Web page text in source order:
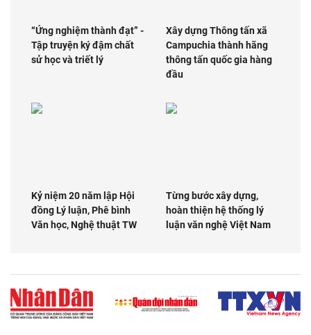
“Ứng nghiệm thành đạt” -
Tập truyện ký đậm chất
sử học và triết lý
Xây dựng Thông tấn xã
Campuchia thành hãng
thông tấn quốc gia hàng
đầu
Kỷ niệm 20 năm lập Hội
đồng Lý luận, Phê bình
Văn học, Nghệ thuật TW
Từng bước xây dựng,
hoàn thiện hệ thống lý
luận văn nghệ Việt Nam